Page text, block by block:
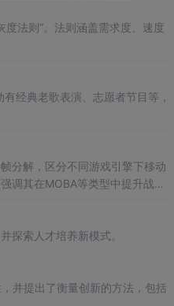
法则”。法则涵盖需求度、速度
经典老歌表演、志愿者节目等，
分解，区分不同游戏引擎下移动
调其在MOBA等类型中提升战术
探索人才培养新模式。
并提出了衡量创新的方法，包括